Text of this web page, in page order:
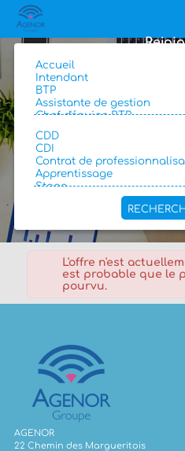
L'offre n'est
est probable que le
pourvu.
AGENOR
22 Chemin des Margueritois